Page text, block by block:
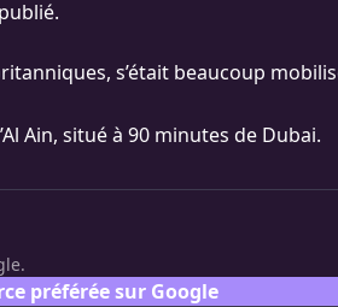
s’était beaucoup
Ain, situé à 90 minutes de Dubai.
préférée sur Google